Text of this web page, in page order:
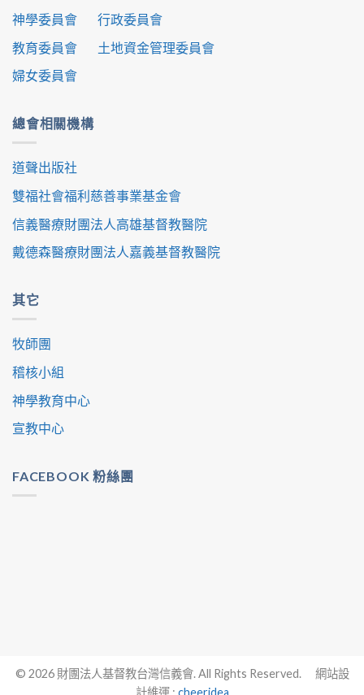
神學委員會
教育委員會
婦女委員會
行政委員會
土地資金管理委員會
總會相關機構
道聲出版社
雙福社會福利慈善事業基金會
信義醫療財團法人高雄基督教醫院
戴德森醫療財團法人嘉義基督教醫院
其它
牧師團
稽核小組
神學教育中心
宣教中心
FACEBOOK 粉絲團
© 2026 財團法人基督教台灣信義會. All Rights Reserved. 網站設